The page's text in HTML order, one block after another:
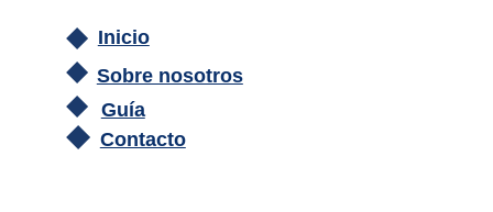
Inicio
Guía
Contacto
Sobre nosotros